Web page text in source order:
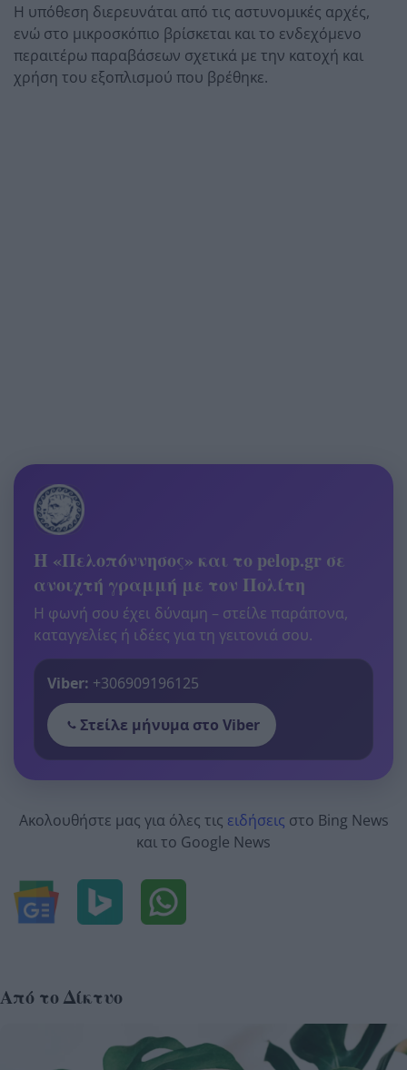
Η υπόθεση διερευνάται από τις αστυνομικές αρχές,
ενώ στο μικροσκόπιο βρίσκεται και το ενδεχόμενο
περαιτέρω παραβάσεων σχετικά με την κατοχή και
χρήση του εξοπλισμού που βρέθηκε.
Η «Πελοπόννησος» και το pelop.gr σε
ανοιχτή γραμμή με τον Πολίτη
Η φωνή σου έχει δύναμη – στείλε παράπονα,
καταγγελίες ή ιδέες για τη γειτονιά σου.
Viber: +306909196125
Στείλε μήνυμα στο Viber
Ακολουθήστε μας για όλες τις ειδήσεις στο Bing News
και το Google News
Από το Δίκτυο